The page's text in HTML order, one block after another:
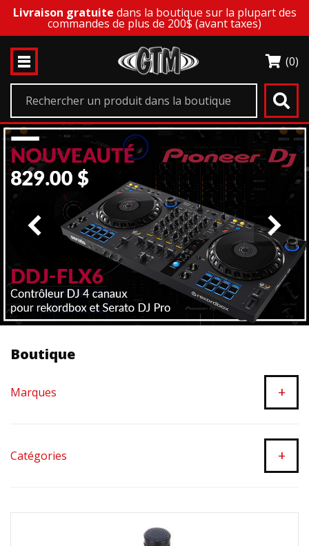
Livraison gratuite dans la boutique sur la plupart des
commandes de plus de 200$ (avant taxes)
(0)
Boutique
Marques +
Catégories +